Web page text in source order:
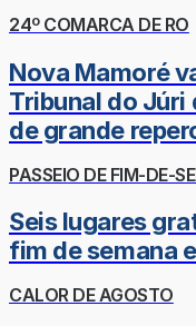
24º COMARCA DE RO
Nova Mamoré
Tribunal do Júri
de grande
PASSEIO DE FIM-DE-
Seis lugares
fim de semana
CALOR DE AGOSTO